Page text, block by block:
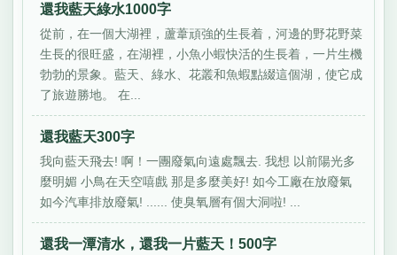
還我藍天綠水1000字
從前，在一個大湖裡，蘆葦頑強的生長着，河邊的野花野菜
生長的很旺盛，在湖裡，小魚小蝦快活的生長着，一片生機
勃勃的景象。藍天、綠水、花叢和魚蝦點綴這個湖，使它成
了旅遊勝地。 在...
還我藍天300字
我向藍天飛去! 啊！一團廢氣向遠處飄去. 我想 以前陽光多
麼明媚 小鳥在天空嘻戲 那是多麼美好! 如今工廠在放廢氣
如今汽車排放廢氣! ...... 使臭氧層有個大洞啦! ...
還我一潭清水，還我一片藍天！500字